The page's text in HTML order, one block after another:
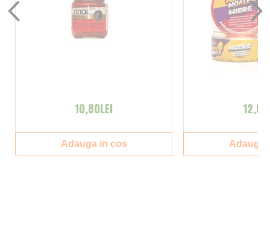
10,80LEI
Adauga in cos Adauga